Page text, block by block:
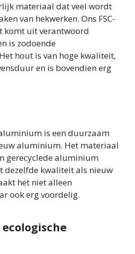
materiaal dat veel wordt
van hekwerken. Ons FSC-
komt uit verantwoord
is zodoende
hout is van hoge kwaliteit,
en is bovendien erg
is een duurzaam
aluminium. Het materiaal
gerecyclede aluminium
dezelfde kwaliteit als nieuw
het niet alleen
ook erg voordelig.